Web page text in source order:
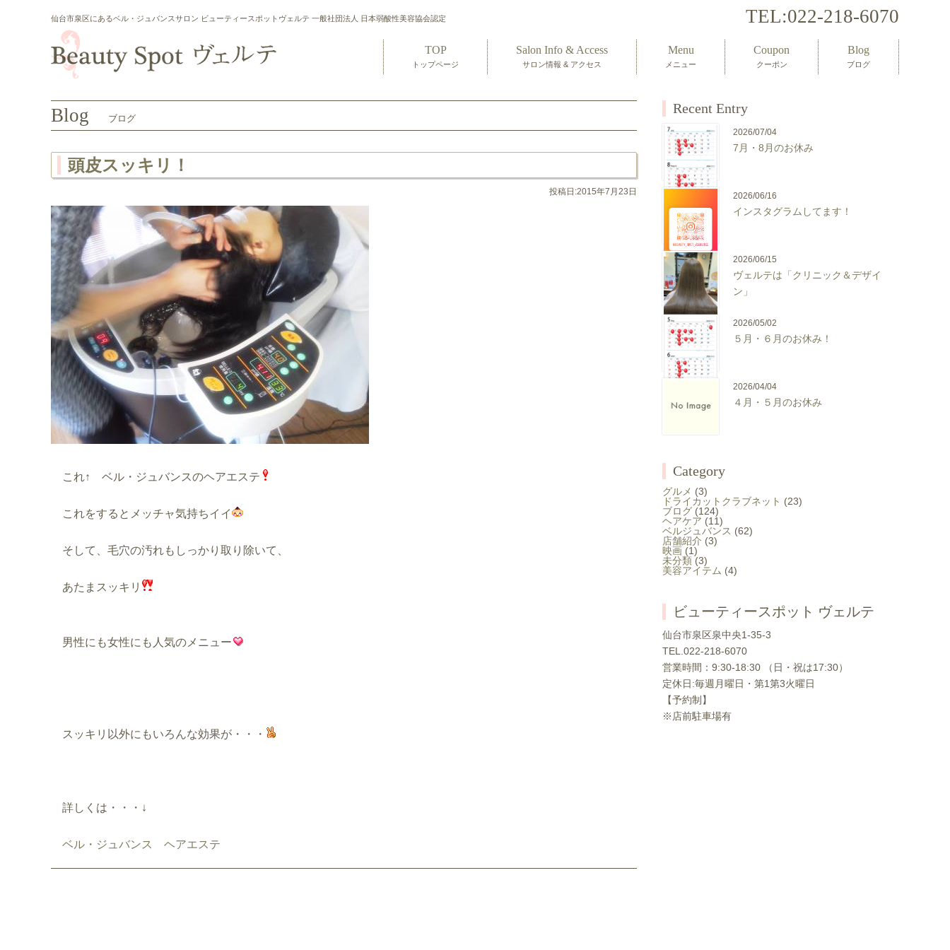
仙台市泉区にあるベル・ジュバンスサロン ビューティースポットヴェルテ 一般社団法人 日本弱酸性美容協会認定 TEL:022-218-6070
TOP
トップページ
Salon Info & Access
サロン情報 & アクセス
Menu
メニュー
Coupon
クーポン
Blog
ブログ
Blog ブログ
頭皮スッキリ！
投稿日:2015年7月23日
これ↑ ベル・ジュバンスのヘアエステ
これをするとメッチャ気持ちイイ
そして、毛穴の汚れもしっかり取り除いて、
あたまスッキリ
男性にも女性にも人気のメニュー
スッキリ以外にもいろんな効果が・・・
詳しくは・・・↓
ベル・ジュバンス ヘアエステ
Recent Entry
2026/07/04
7月・8月のお休み
2026/06/16
インスタグラムしてます！
2026/06/15
ヴェルテは「クリニック＆デザイ
ン」
2026/05/02
５月・６月のお休み！
2026/04/04
４月・５月のお休み
Category
グルメ (3)
ドライカットクラブネット (23)
ブログ (124)
ヘアケア (11)
ベルジュバンス (62)
店舗紹介 (3)
映画 (1)
未分類 (3)
美容アイテム (4)
ビューティースポット ヴェルテ
仙台市泉区泉中央1-35-3
TEL.022-218-6070
営業時間：9:30-18:30 （日・祝は17:30）
定休日:毎週月曜日・第1第3火曜日
【予約制】
※店前駐車場有